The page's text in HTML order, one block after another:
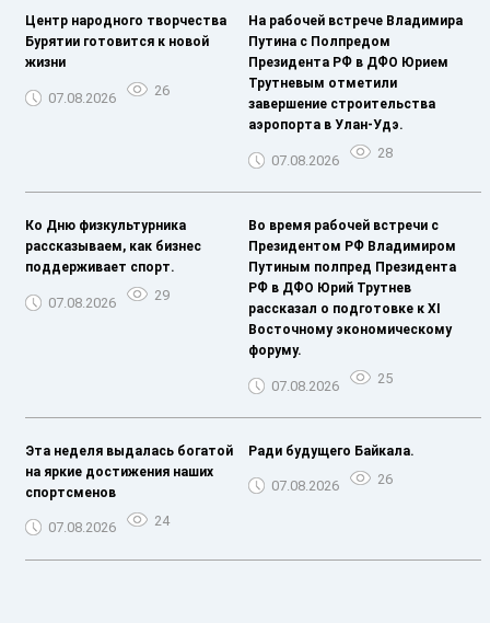
Центр народного творчества
Бурятии готовится к новой
жизни
07.08.2026 26
На рабочей встрече Владимира
Путина с Полпредом
Президента РФ в ДФО Юрием
Трутневым отметили
завершение строительства
аэропорта в Улан-Удэ.
07.08.2026 28
Ко Дню физкультурника
рассказываем, как бизнес
поддерживает спорт.
07.08.2026 29
Во время рабочей встречи с
Президентом РФ Владимиром
Путиным полпред Президента
РФ в ДФО Юрий Трутнев
рассказал о подготовке к XI
Восточному экономическому
форуму.
07.08.2026 25
Эта неделя выдалась богатой
на яркие достижения наших
спортсменов
07.08.2026 24
Ради будущего Байкала.
07.08.2026 26